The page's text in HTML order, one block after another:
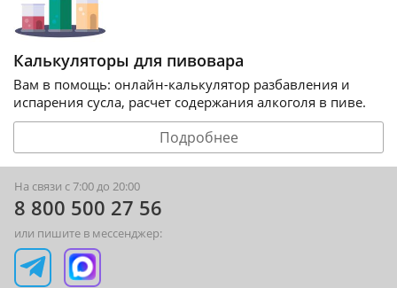
Калькуляторы для пивовара
Вам в помощь: онлайн-калькулятор разбавления и
испарения сусла, расчет содержания алкоголя в пиве.
Подробнее
На связи с 7:00 до 20:00
8 800 500 27 56
или пишите в мессенджер: